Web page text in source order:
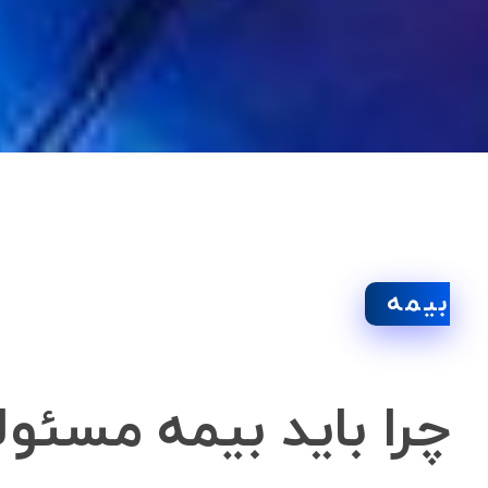
بیمه
چرا باید بیمه